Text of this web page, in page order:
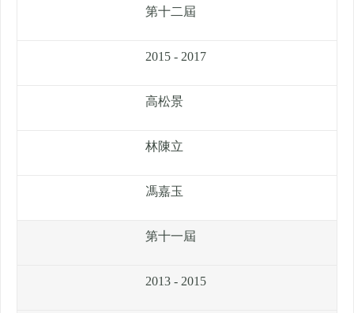
第十二屆
2015 - 2017
高松景
林陳立
馮嘉玉
第十一屆
2013 - 2015